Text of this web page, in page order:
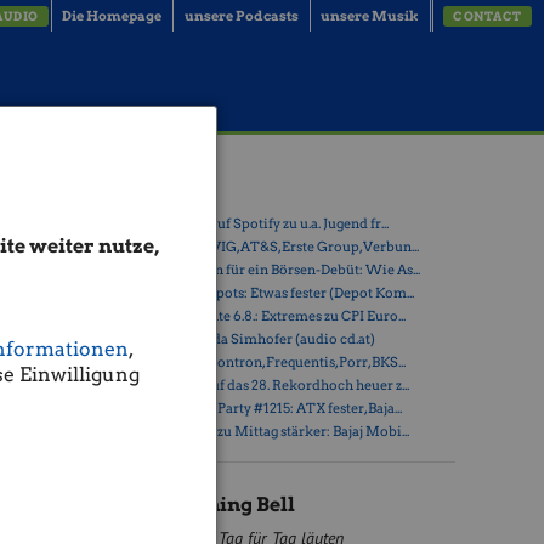
weiter nutze,
,
Einwilligung
Die Homepage unsere Podcasts unsere Musik CONTACT
Ex-
von
» Börse-Inputs auf Spotify zu u.a. Jugend fr...
» ATX-Trends: VIG, AT&S, Erste Group, Verbun...
» Zehn Vokabeln für ein Börsen-Debüt: Wie As...
» Österreich-Depots: Etwas fester (Depot Kom...
» Börsegeschichte 6.8.: Extremes zu CPI Euro...
» Nachlese: Linda Simhofer (audio cd.at)
» PIR-News zu Kontron, Frequentis, Porr, BKS...
» ATX steuert auf das 28. Rekordhoch heuer z...
» Wiener Börse Party #1215: ATX fester, Baja...
» Wiener Börse zu Mittag stärker: Bajaj Mobi...
BSN Opening Bell
Tag für Tag läuten